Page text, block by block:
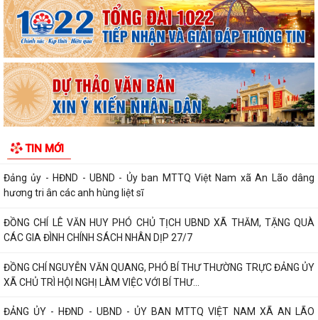
TIN MỚI
Thông báo về việc đình chỉ lưu hành lưu hành, thu hồi và tiêu huỷ mỹ
phẩm không đạt chất lượng
Thông báo Lịch tiếp công dân của Chủ tịch Ủy ban nhân dân xã An Lão
tháng 8 năm 2026
Thông báo thu hồi thuốc không đạt tiêu chuẩn chất lượng
ĐẢM AN TOÀN THỰC PHẨM TẠI CÁC CƠ SỞ SẢN...
Đảng ủy - HĐND - UBND - Ủy ban MTTQ Việt Nam xã An Lão dâng
hương tri ân các anh hùng liệt sĩ
ĐỒNG CHÍ LÊ VĂN HUY PHÓ CHỦ TỊCH UBND XÃ THĂM, TẶNG QUÀ
CÁC GIA ĐÌNH CHÍNH SÁCH NHÂN DỊP 27/7
ĐỒNG CHÍ NGUYỄN VĂN QUANG, PHÓ BÍ THƯ THƯỜNG TRỰC ĐẢNG ỦY
XÃ CHỦ TRÌ HỘI NGHỊ LÀM VIỆC VỚI BÍ THƯ...
ĐẢNG ỦY - HĐND - UBND - ỦY BAN MTTQ VIỆT NAM XÃ AN LÃO